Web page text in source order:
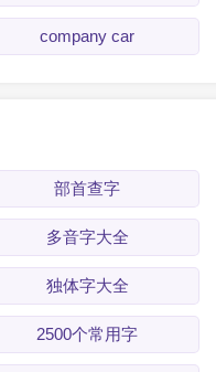
company car
部首查字
多音字大全
独体字大全
2500个常用字